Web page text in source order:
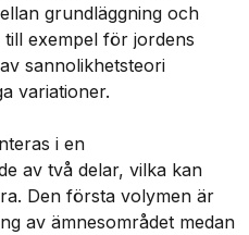
grundläggning och
exempel för jordens
sannolikhetsteori
variationer.
i en
av två delar, vilka kan
Den första volymen är
av ämnesområdet medan